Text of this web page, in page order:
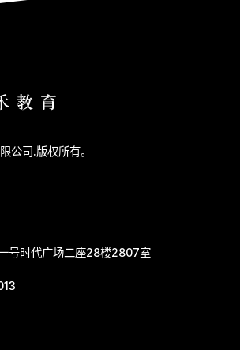
公司.版权所有。
号时代广场二座28楼2807室